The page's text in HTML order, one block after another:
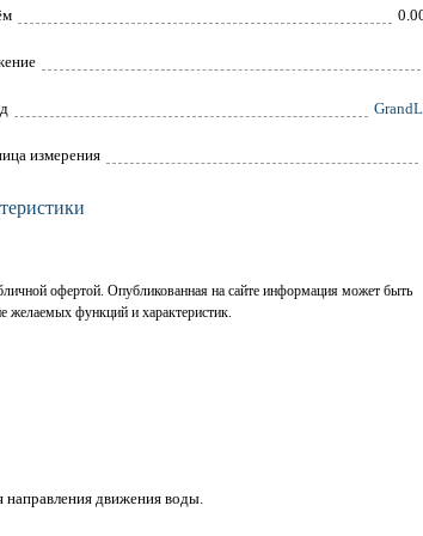
измерения
офертой. Опубликованная на сайте информация может быть
желаемых функций и характеристик.
направления движения воды.